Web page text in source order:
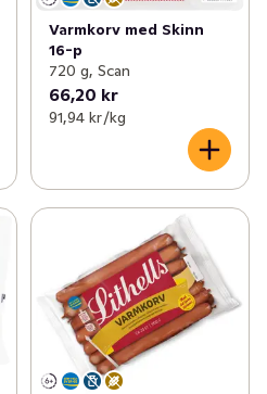
Varmkorv med Skinn
16-p
720 g, Scan
66,20 kr
91,94 kr /kg